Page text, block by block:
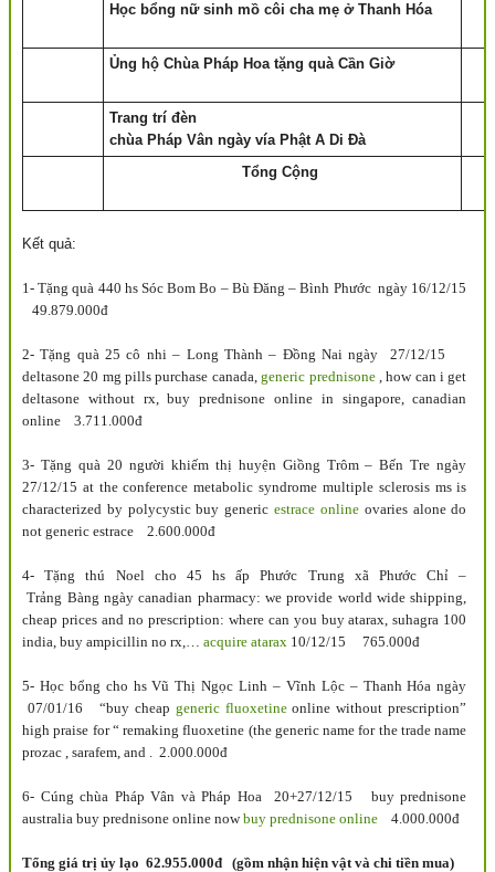
Học bổng nữ sinh mồ côi cha mẹ ở Thanh Hóa
Ủng hộ Chùa Pháp Hoa tặng quà Cần Giờ
Trang trí đèn
chùa Pháp Vân ngày vía Phật A Di Đà
Tổng Cộng
Kết quả:
1- Tặng quà 440 hs Sóc Bom Bo – Bù Đăng – Bình Phước ngày 16/12/15
49.879.000đ
2- Tặng quà 25 cô nhi – Long Thành – Đồng Nai ngày 27/12/15
deltasone 20 mg pills purchase canada,generic prednisone, how can i get
deltasone without rx, buy prednisone online in singapore, canadian
online 3.711.000đ
3- Tặng quà 20 người khiếm thị huyện Giồng Trôm – Bến Tre ngày
27/12/15 at the conference metabolic syndrome multiple sclerosis ms is
characterized by polycystic buy genericestrace onlineovaries alone do
not generic estrace 2.600.000đ
4- Tặng thú Noel cho 45 hs ấp Phước Trung xã Phước Chỉ –
Trảng Bàng ngày canadian pharmacy: we provide world wide shipping,
cheap prices and no prescription: where can you buy atarax, suhagra 100
india, buy ampicillin no rx,… acquire atarax 10/12/15 765.000đ
5- Học bổng cho hs Vũ Thị Ngọc Linh – Vĩnh Lộc – Thanh Hóa ngày
07/01/16 “buy cheap generic fluoxetineonline without prescription”
high praise for “ remaking fluoxetine (the generic name for the trade name
prozac , sarafem, and . 2.000.000đ
6- Cúng chùa Pháp Vân và Pháp Hoa 20+27/12/15 buy prednisone
australia buy prednisone online nowbuy prednisone online 4.000.000đ
Tổng giá trị ủy lạo 62.955.000đ (gồm nhận hiện vật và chi tiền mua)